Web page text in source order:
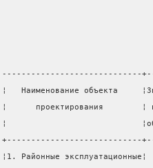
-----------------------------
¦   Наименование объекта
¦      проектирования        ¦
¦
+----------------------------
¦1. Районные